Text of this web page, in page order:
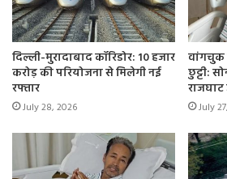
दिल्ली-मुरादाबाद कॉरिडोर: 10 हजार
करोड़ की परियोजना से मिलेगी नई
रफ्तार
July 28, 2026
वांगचुक
छुट्टी:
July